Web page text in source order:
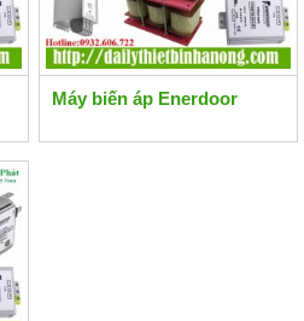
Máy biến áp Enerdoor